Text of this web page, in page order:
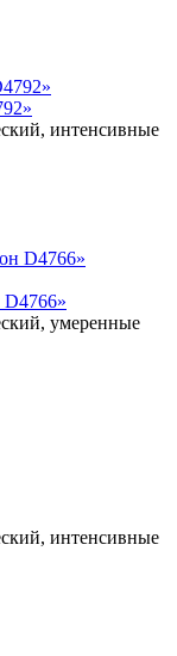
интенсивные
умеренные
интенсивные